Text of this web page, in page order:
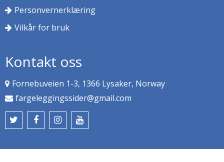
Personvernerklæring
Vilkår for bruk
Kontakt oss
Fornebuveien 1-3, 1366 Lysaker, Norway
fargeleggingssider@gmail.com